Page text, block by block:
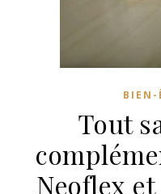
BIEN-
Tout
Neoflex